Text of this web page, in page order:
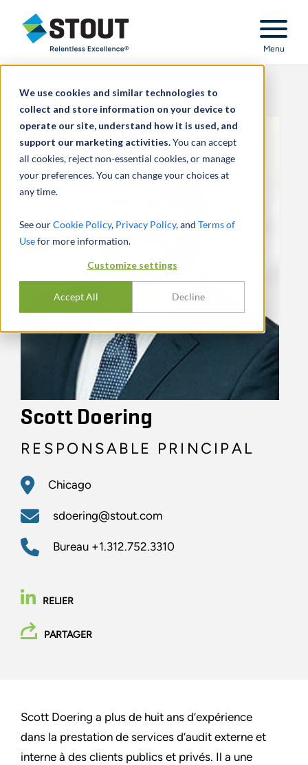
We use cookies and similar technologies to
collect and store information on your device to
operate our site, understand how it is used, and
support our marketing activities.You can accept
all cookies, reject non-essential cookies, or manage
your preferences. You can change your choices at
any time.
See ourCookie Policy, Privacy Policy, and Terms of
Usefor more information.
Customize settings
Accept All Decline
Stout Relentless Excellence
Menu
Scott Doering
RESPONSABLE PRINCIPAL
Chicago
sdoering@stout.com
Bureau +1.312.752.3310
RELIER
PARTAGER
Scott Doering a plus de huit ans d’expérience
dans la prestation de services d’audit externe et
interne à des clients publics et privés. Il a une